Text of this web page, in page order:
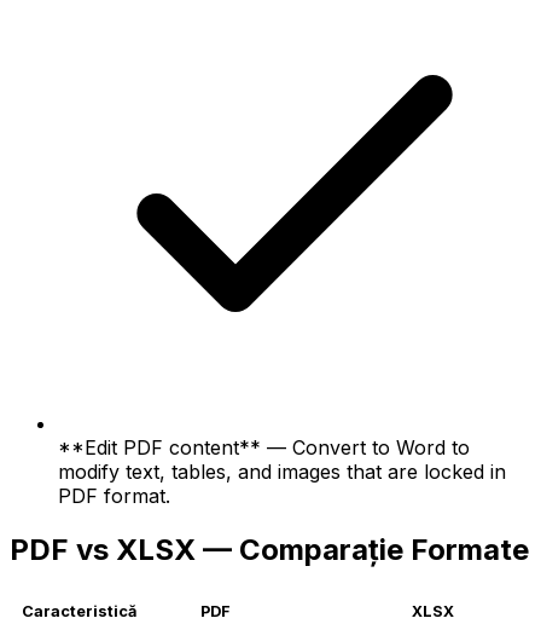
**Edit PDF content** — Convert to Word to
modify text, tables, and images that are locked in
PDF format.
PDF vs XLSX — Comparație Formate
Caracteristică PDF XLSX